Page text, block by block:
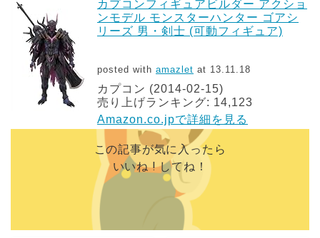
カプコンフィギュアビルダー アクショ
ンモデル モンスターハンター ゴアシ
リーズ 男・剣士 (可動フィギュア)
posted with amazlet at 13.11.18
カプコン (2014-02-15)
売り上げランキング: 14,123
Amazon.co.jpで詳細を見る
この記事が気に入ったら
いいね ! してね！